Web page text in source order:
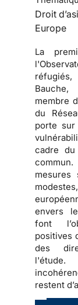
Droit
Europe
La
réfugiés,
membre
du
porte
cadre
mesures
envers
font
positives
des
l'étude.
restent